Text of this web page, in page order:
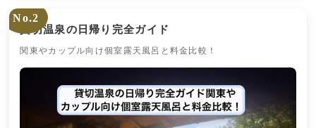
No.2
貸切温泉の日帰り完全ガイド
関東やカップル向け個室露天風呂と料金比較！